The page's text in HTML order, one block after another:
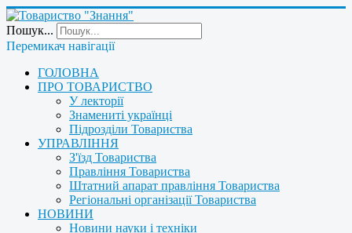
Пошук...
Перемикач навігації
ГОЛОВНА
ПРО ТОВАРИСТВО
У лекторії
Знамениті українці
Підрозділи Товариства
УПРАВЛІННЯ
З'їзд Товариства
Правління Товариства
Штатний апарат правління Товариства
Регіональні організації Товариства
НОВИНИ
Новини науки і техніки